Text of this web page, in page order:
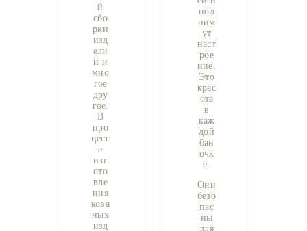
й
сбо
рки
изд
ели
й и
мно
гое
дру
гое.
В
про
цесс
е
изг
ото
вле
ния
кова
ных
изд
под
ним
ут
наст
рое
ние.
Это
крас
ота
в
каж
дой
бан
очк
е.
Они
безо
пас
ны
для